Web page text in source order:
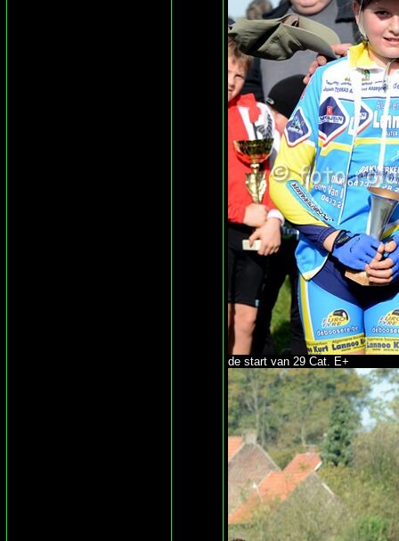
de start van 29 Cat. E+